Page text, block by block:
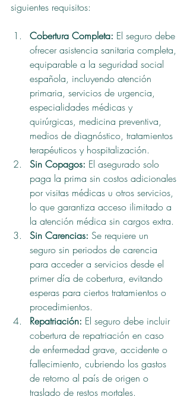
siguientes requisitos:
Cobertura Completa: El seguro debe
ofrecer asistencia sanitaria completa,
equiparable a la seguridad social
española, incluyendo atención
primaria, servicios de urgencia,
especialidades médicas y
quirúrgicas, medicina preventiva,
medios de diagnóstico, tratamientos
terapéuticos y hospitalización.
Sin Copagos: El asegurado solo
paga la prima sin costos adicionales
por visitas médicas u otros servicios,
lo que garantiza acceso ilimitado a
la atención médica sin cargos extra.
Sin Carencias: Se requiere un
seguro sin periodos de carencia
para acceder a servicios desde el
primer día de cobertura, evitando
esperas para ciertos tratamientos o
procedimientos.
Repatriación: El seguro debe incluir
cobertura de repatriación en caso
de enfermedad grave, accidente o
fallecimiento, cubriendo los gastos
de retorno al país de origen o
traslado de restos mortales.